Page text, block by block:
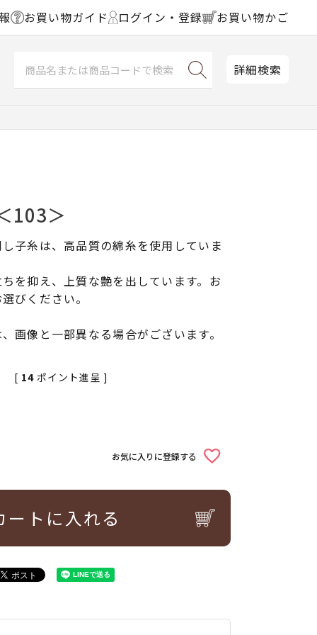
お買い物ガイド ログイン・登録 お買い物かご
詳細検索
103＞
子糸は、高品質の綿糸を使用していま
を抑え、上質な艶を出しています。お
びください。
画像と一部異なる場合がございます。
[ 14 ポイント進呈 ]
お気に入りに登録する
ートに入れる